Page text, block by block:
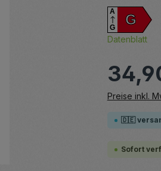
G
A
G
Datenblatt
Preise inkl.
🇩🇪
Sofort